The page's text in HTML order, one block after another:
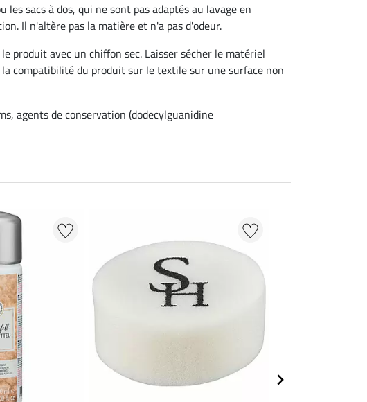
sacs à dos, qui ne sont pas adaptés au lavage en
Il n'altère pas la matière et n'a pas d'odeur.
produit avec un chiffon sec. Laisser sécher le matériel
compatibilité du produit sur le textile sur une surface non
agents de conservation (dodecylguanidine